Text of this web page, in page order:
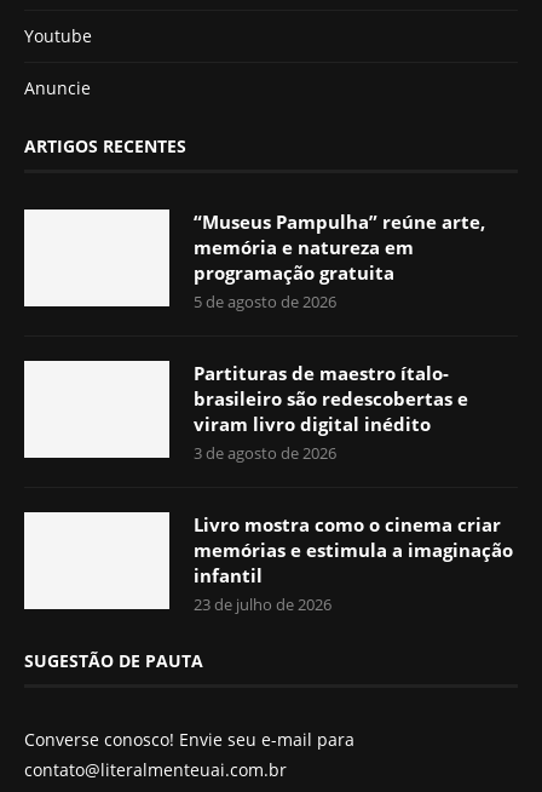
Youtube
Anuncie
ARTIGOS RECENTES
“Museus Pampulha” reúne arte,
memória e natureza em
programação gratuita
5 de agosto de 2026
Partituras de maestro ítalo-
brasileiro são redescobertas e
viram livro digital inédito
3 de agosto de 2026
Livro mostra como o cinema criar
memórias e estimula a imaginação
infantil
23 de julho de 2026
SUGESTÃO DE PAUTA
Converse conosco! Envie seu e-mail para
contato@literalmenteuai.com.br